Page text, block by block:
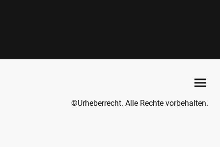
©Urheberrecht. Alle Rechte vorbehalten.